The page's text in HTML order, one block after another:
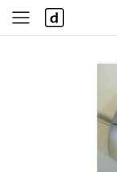
사
이
다
나
와